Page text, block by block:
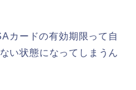
カードの有効期限って自
い状態になってしまうん